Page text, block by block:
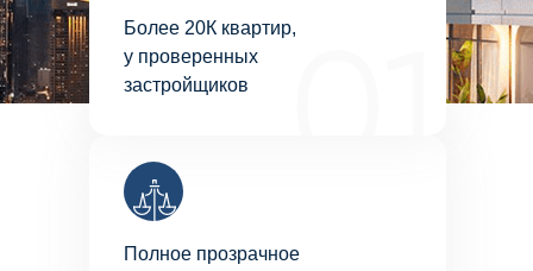
Более 20К квартир,
у проверенных
застройщиков
Полное прозрачное